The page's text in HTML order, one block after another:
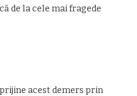
de la cele mai fragede
acest demers prin